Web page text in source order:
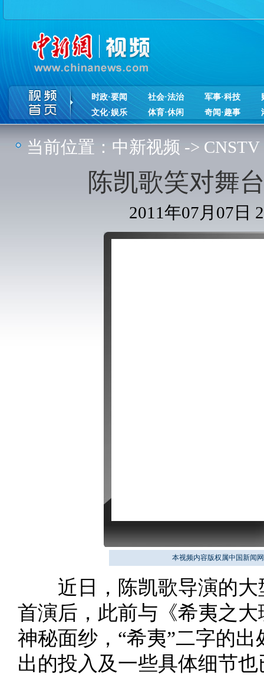
时政·要闻 社会·法治 军事·科技
文化·娱乐
体育·休闲 奇闻·趣事
当前位置： 中新视频 -> CNSTV
陈凯歌笑对舞
2011年07月07
本视频内容版权属中国新闻
近日，陈凯歌导演的大
首演后，此前与《希夷之
神秘面纱，“希夷”二字的
出的投入及一些具体细节